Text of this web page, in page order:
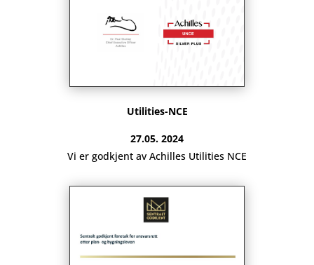
Utilities-NCE
27.05. 2024
Vi er godkjent av Achilles Utilities NCE